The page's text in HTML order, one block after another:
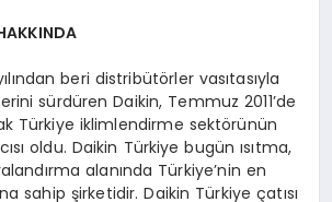
beri distribütörler vasıtasıyla
sürdüren Daikin, Temmuz 2011’de
Türkiye iklimlendirme sektörünün
oldu. Daikin Türkiye bugün ısıtma,
alanında Türkiye’nin en
sahip şirketidir. Daikin Türkiye çatısı